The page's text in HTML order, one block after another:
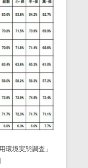
環境実態調査」